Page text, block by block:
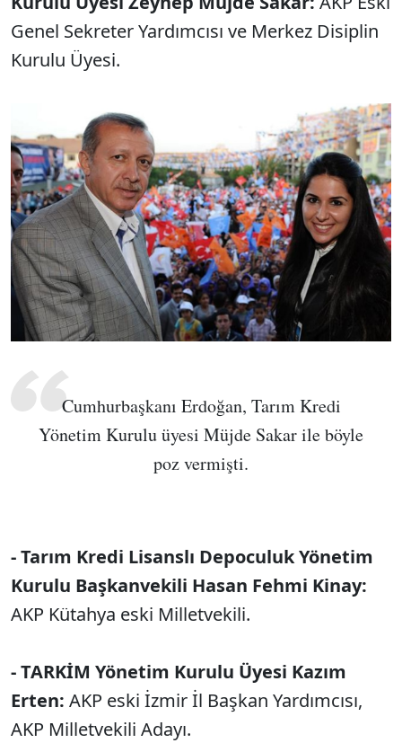
Genel Sekreter Yardımcısı ve Merkez Disiplin
Kurulu Üyesi.
Cumhurbaşkanı Erdoğan, Tarım Kredi
Yönetim Kurulu üyesi Müjde Sakar ile böyle
poz vermişti.
- Tarım Kredi Lisanslı Depoculuk Yönetim
Kurulu Başkanvekili Hasan Fehmi Kinay:
AKP Kütahya eski Milletvekili.
- TARKİM Yönetim Kurulu Üyesi Kazım
Erten: AKP eski İzmir İl Başkan Yardımcısı,
AKP Milletvekili Adayı.